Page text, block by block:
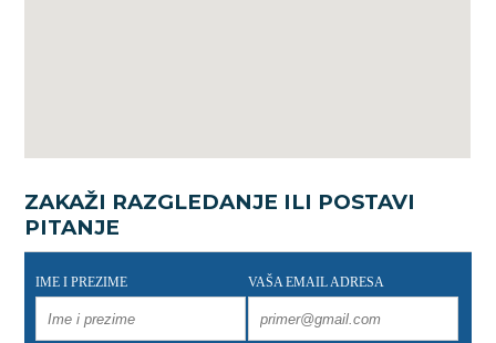
ZAKAŽI RAZGLEDANJE ILI POSTAVI
PITANJE
IME I PREZIME VAŠA EMAIL ADRESA